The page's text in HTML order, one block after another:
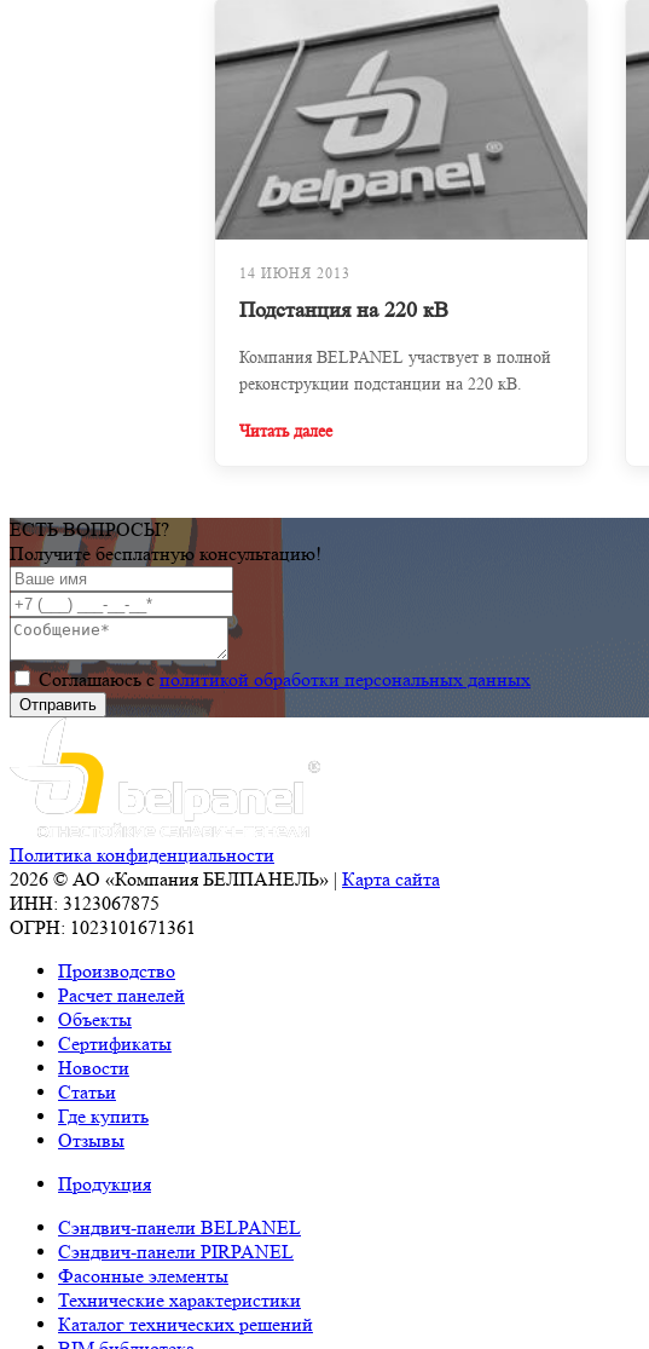
14 ИЮНЯ 2013
Подстанция на 220 кВ
Компания BELPANEL участвует в полной
реконструкции подстанции на 220 кВ.
Читать далее
ЕСТЬ ВОПРОСЫ?
Получите бесплатную консультацию!
Соглашаюсь сполитикой обработки персональных данных
Политика конфиденциальности
2026 © АО «Компания БЕЛПАНЕЛЬ» | Карта сайта
ИНН: 3123067875
ОГРН: 1023101671361
Производство
Расчет панелей
Объекты
Сертификаты
Новости
Статьи
Где купить
Отзывы
Продукция
Сэндвич-панели BELPANEL
Сэндвич-панели PIRPANEL
Фасонные элементы
Технические характеристики
Каталог технических решений